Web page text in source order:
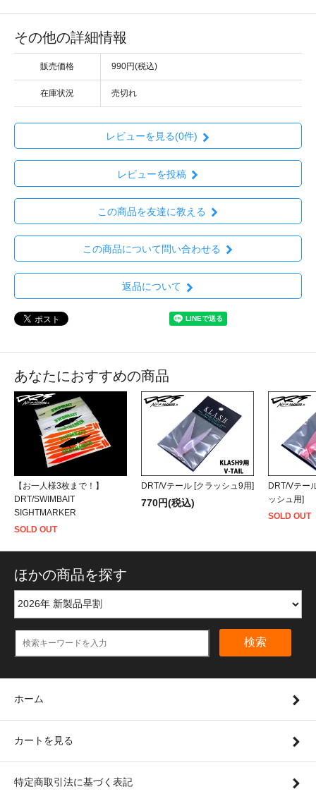
その他の詳細情報
販売価格 990円(税込)
在庫状況 売切れ
レビューを見る(0件)
レビューを投稿
この商品を友達に教える
この商品について問い合わせる
返品について
あなたにおすすめの商品
【お一人様3枚まで！】
DRT/SWIMBAIT
SIGHTMARKER
SOLD OUT
DRT/Vテール [クラッシュ9用]
770円(税込)
DRT/Vテー
ッシュ用]
SOLD OUT
ほかの商品を探す
検索
ホーム
カートを見る
特定商取引法に基づく表記